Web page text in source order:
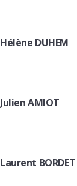
Hélène DUHEM
Julien AMIOT
Laurent BORDET